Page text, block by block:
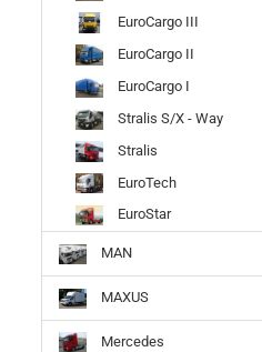
EuroCargo III
EuroCargo II
EuroCargo I
Stralis S/X - Way
Stralis
EuroTech
EuroStar
MAN
MAXUS
Mercedes